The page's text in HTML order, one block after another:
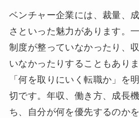
ベンチャー企業には、裁量、
さといった魅力があります。
制度が整っていなかったり、
いなかったりすることもあり
「何を取りにいく転職か」を
切です。年収、働き方、成長
ち、自分が何を優先するのか